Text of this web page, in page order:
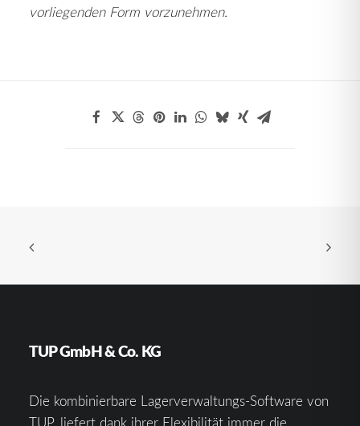
vorliegenden Form vorzunehmen.
TUP GmbH & Co. KG
Die kombinierbare Lagerverwaltungs-Software von